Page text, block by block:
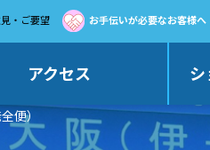
見・ご要望 お手伝いが必要なお客様へ
アクセス シ
便）